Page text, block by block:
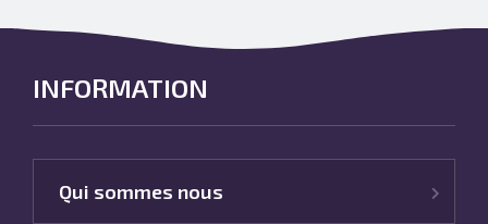
INFORMATION
Qui sommes nous